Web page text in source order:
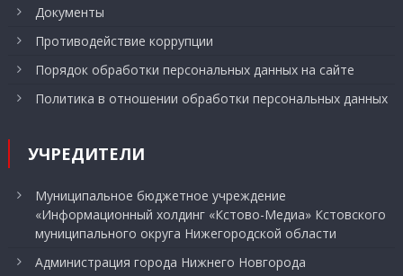
Документы
Противодействие коррупции
Порядок обработки персональных данных на сайте
Политика в отношении обработки персональных данных
УЧРЕДИТЕЛИ
Муниципальное бюджетное учреждение
«Информационный холдинг «Кстово-Медиа» Кстовского
муниципального округа Нижегородской области
Администрация города Нижнего Новгорода